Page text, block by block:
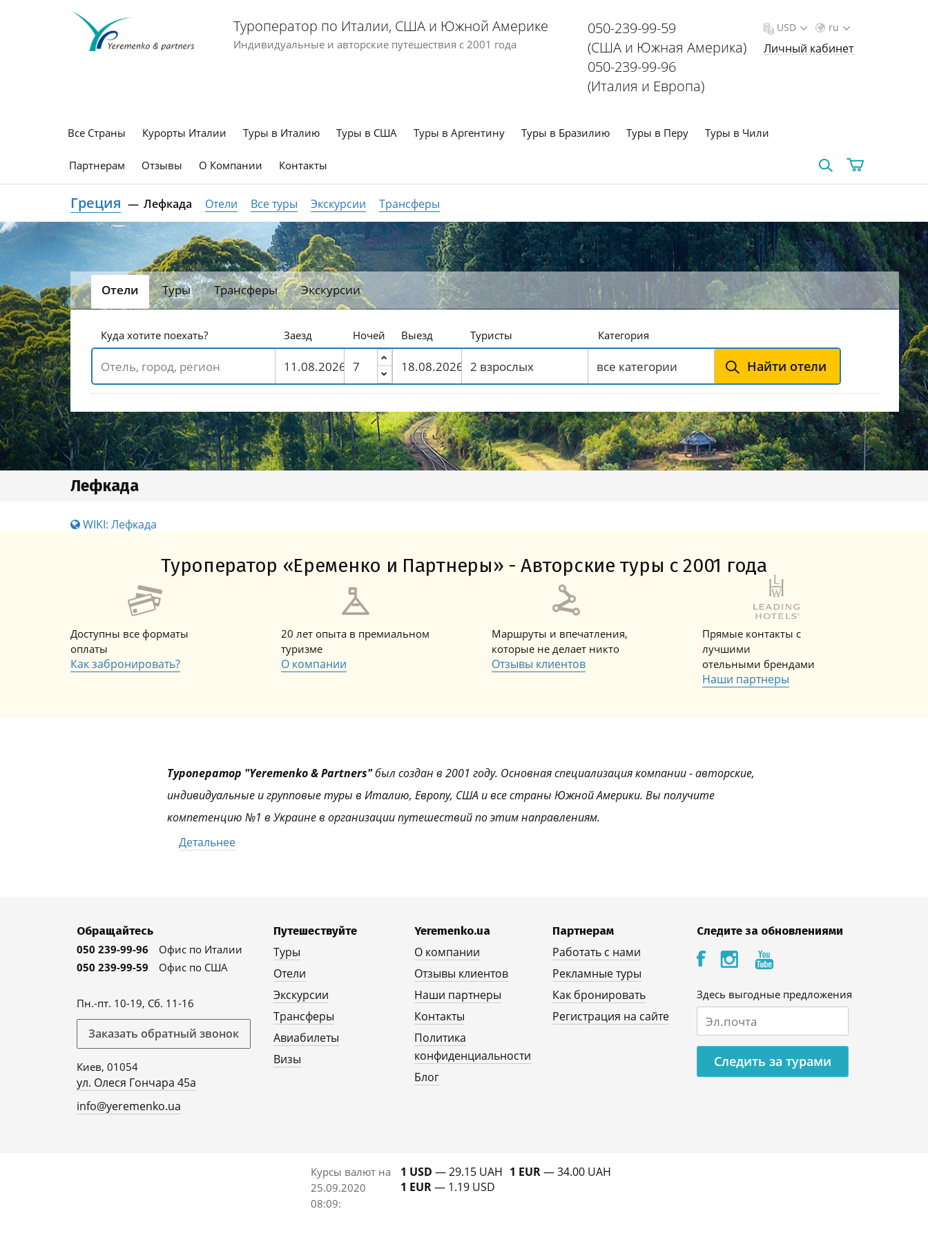
Туроператор по Италии, США и Южной Америке
Индивидуальные и авторские путешествия с 2001 года
050-239-99-59
(США и Южная Америка)
050-239-99-96
(Италия и Европа)
ru
USD
Личный кабинет
Все Страны Курорты Италии Туры в Италию Туры в США Туры в Аргентину Туры в Бразилию Туры в Перу Туры в Чили
Партнерам Отзывы О Компании Контакты
Греция Лефкада Отели Все туры Экскурсии Трансферы
Отели Туры Трансферы Экскурсии
Куда хотите поехать? Заезд Ночей Выезд Туристы Категория
Найти отели
Лефкада
WIKI: Лефкада
Туроператор «Еременко и Партнеры» - Авторские туры с 2001 года
Доступны все форматы
оплаты
Как забронировать?
20 лет опыта в премиальном
туризме
О компании
Маршруты и впечатления,
которые не делает никто
Отзывы клиентов
Прямые контакты с
лучшими
отельными брендами
Наши партнеры
Туроператор "Yeremenko & Partners"был создан в 2001 году. Основная специализация компании - авторские,
индивидуальные и групповые туры в Италию, Европу, США и все страны Южной Америки. Вы получите
компетенцию №1 в Украине в организации путешествий по этим направлениям.
Детальнее
Обращайтесь
050 239-99-96
Офис по Италии
050 239-99-59
Офис по США
Пн.-пт. 10-19, Сб. 11-16
Заказать обратный звонок
Киев, 01054
ул. Олеся Гончара 45а
info@yeremenko.ua
Путешествуйте
Туры
Отели
Экскурсии
Трансферы
Авиабилеты
Визы
Yeremenko.ua
О компании
Отзывы клиентов
Наши партнеры
Контакты
Политика
конфиденциальности
Блог
Партнерам
Работать с нами
Рекламные туры
Как бронировать
Регистрация на сайте
Следите за обновлениями
Здесь выгодные предложения
Следить за турами
Курсы валют на
25.09.2020
08:09:
1 USD — 29.15 UAH
1 EUR— 1.19 USD
1 EUR— 34.00 UAH